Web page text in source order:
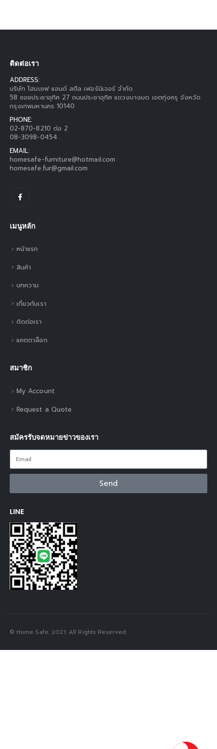
ติดต่อเรา
ADDRESS:
บริษัท โฮมเซฟ แอนด์ สตีล เฟอร์นิเจอร์ จำกัด
58 ซอยประชาอุทิศ 27 ถนนประชาอุทิศ แขวงบางมด เขตทุ่งครุ จังหวัด
กรุงเทพมหานคร 10140
PHONE:
02-870-8210 ต่อ 2
08-3098-0454
EMAIL:
homesafe-furniture@hotmail.com
homesafe.fur@gmail.com
เมนูหลัก
หน้าแรก
สินค้า
บทความ
เกี่ยวกับเรา
ติดต่อเรา
แคตตาล็อก
สมาชิก
My Account
Request a Quote
สมัครรับจดหมายข่าวของเรา
Send
LINE
© Home Safe. 2021. All Rights Reserved